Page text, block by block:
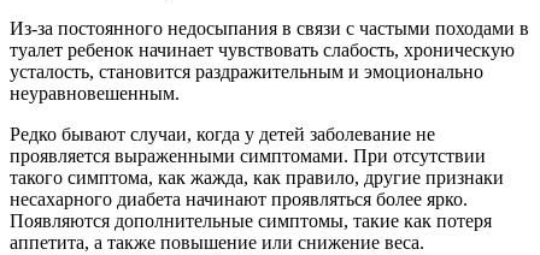
Из-за постоянного недосыпания в связи с частыми походами в
туалет ребенок начинает чувствовать слабость, хроническую
усталость, становится раздражительным и эмоционально
неуравновешенным.
Редко бывают случаи, когда у детей заболевание не
проявляется выраженными симптомами. При отсутствии
такого симптома, как жажда, как правило, другие признаки
несахарного диабета начинают проявляться более ярко.
Появляются дополнительные симптомы, такие как потеря
аппетита, а также повышение или снижение веса.